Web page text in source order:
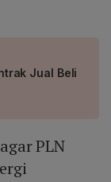
Jual Beli
PLN